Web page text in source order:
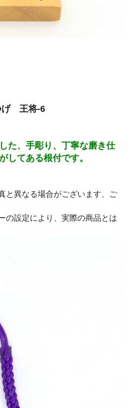
げ 王将-6
た、手彫り、丁寧な磨き仕
してある根付です。
と異なる場合がございます、ご
の設定により、実際の商品とは